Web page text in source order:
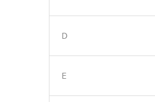
D
E